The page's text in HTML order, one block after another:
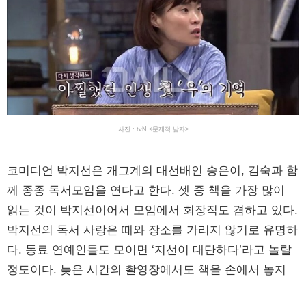
사진 : tvN <문제적 남자>
코미디언 박지선은 개그계의 대선배인 송은이, 김숙과 함
께 종종 독서모임을 연다고 한다. 셋 중 책을 가장 많이
읽는 것이 박지선이어서 모임에서 회장직도 겸하고 있다.
박지선의 독서 사랑은 때와 장소를 가리지 않기로 유명하
다. 동료 연예인들도 모이면 ‘지선이 대단하다’라고 놀랄
정도이다. 늦은 시간의 촬영장에서도 책을 손에서 놓지